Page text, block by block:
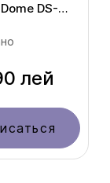
DS-
лей